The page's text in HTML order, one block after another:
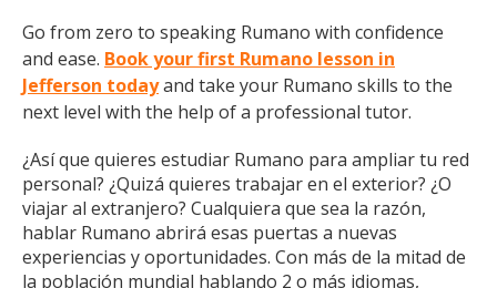
Go from zero to speaking Rumano with confidence
and ease. Book your first Rumano lesson in
Jefferson todayand take your Rumano skills to the
next level with the help of a professional tutor.
¿Así que quieres estudiar Rumano para ampliar tu red
personal? ¿Quizá quieres trabajar en el exterior? ¿O
viajar al extranjero? Cualquiera que sea la razón,
hablar Rumano abrirá esas puertas a nuevas
experiencias y oportunidades. Con más de la mitad de
la población mundial hablando 2 o más idiomas,